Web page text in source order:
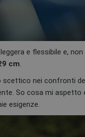
e flessibile e,
cm.
nei confronti
So cosa mi aspetto
esigenze.